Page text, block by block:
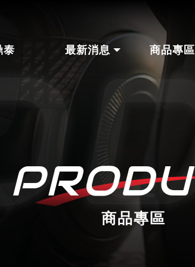
泰 最新消息 商品專區
商品專區